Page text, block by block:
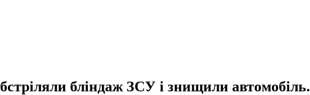
бліндаж ЗСУ і знищили автомобіль.